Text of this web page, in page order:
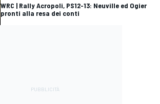
WRC | Rally Acropoli, PS12-13: Neuville ed Ogier
pronti alla resa dei conti